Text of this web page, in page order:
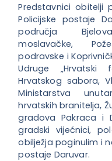
Predstavnici obitelji
Policijske postaje
područja
moslavačke,
podravske i
Udruge „Hrvatski
Hrvatskog sabora,
Ministarstva
hrvatskih branitelja,
gradova Pakraca i
gradski vijećnici,
obilježja poginulim i
postaje Daruvar.